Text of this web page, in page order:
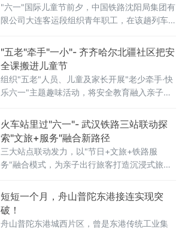
"六一"国际儿童节前夕，中国铁路沈阳局集团有
限公司大连客运段组织青年职工，在该趟列车
这个六一，坐高铁去撒
"五老"牵手"一小"- 齐齐哈尔北疆社区把安
全课搬进儿童节
组织"五老"人员、儿童及家长开展"老少牵手·快
乐六一"主题趣味活动，将安全教育融入亲子游
现场设置了多项互动游戏，社区"五老"与孩子们
携手参与、亲密配合。"五老"人员耐心示范游戏
火车站里过"六一"- 武汉铁路三站联动探
索"文旅+服务"融合新路径
三大站点联动发力，以"节日+文旅+铁路服
务"融合模式，为亲子出行旅客打造沉浸式旅途
站、武汉东站设联动分会场，重点面向环线列
车亲子出行旅客打造特色服务。活动前期，车
站依
短短一个月，舟山普陀东港接连实现突
破！
舟山普陀东港城西片区，曾是东港传统工业集